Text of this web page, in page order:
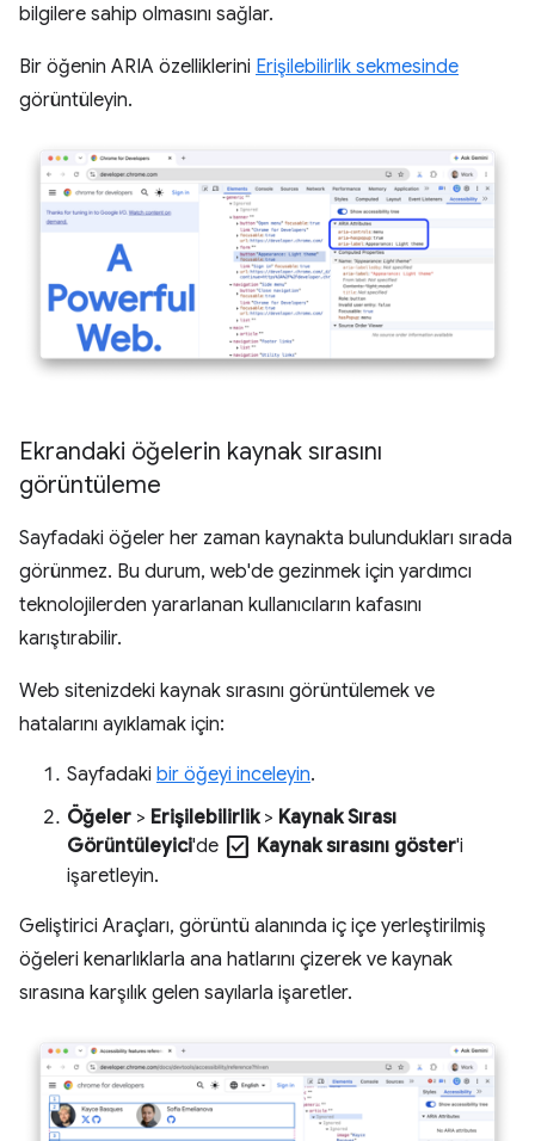
bilgilere sahip olmasını sağlar.
Bir öğenin ARIA özelliklerini Erişilebilirlik sekmesinde
görüntüleyin.
Ekrandaki öğelerin kaynak sırasını
görüntüleme
Sayfadaki öğeler her zaman kaynakta bulundukları sırada
görünmez. Bu durum, web'de gezinmek için yardımcı
teknolojilerden yararlanan kullanıcıların kafasını
karıştırabilir.
Web sitenizdeki kaynak sırasını görüntülemek ve
hatalarını ayıklamak için:
Sayfadaki bir öğeyi inceleyin.
Öğeler > Erişilebilirlik> Kaynak Sırası
Görüntüleyici'de check_box Kaynak sırasını göster'i
işaretleyin.
Geliştirici Araçları, görüntü alanında iç içe yerleştirilmiş
öğeleri kenarlıklarla ana hatlarını çizerek ve kaynak
sırasına karşılık gelen sayılarla işaretler.